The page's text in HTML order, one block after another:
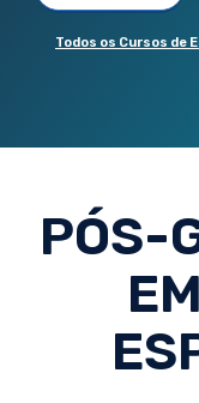
Todos os Cursos de
PÓS-